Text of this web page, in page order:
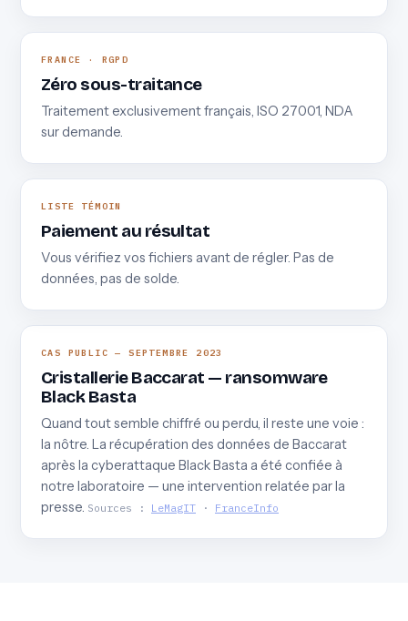
FRANCE · RGPD
Zéro sous-traitance
Traitement exclusivement français, ISO 27001, NDA
sur demande.
LISTE TÉMOIN
Paiement au résultat
Vous vérifiez vos fichiers avant de régler. Pas de
données, pas de solde.
CAS PUBLIC — SEPTEMBRE 2023
Cristallerie Baccarat — ransomware
Black Basta
Quand tout semble chiffré ou perdu, il reste une voie :
la nôtre. La récupération des données de Baccarat
après la cyberattaque Black Basta a été confiée à
notre laboratoire — une intervention relatée par la
presse. Sources : LeMagIT · FranceInfo